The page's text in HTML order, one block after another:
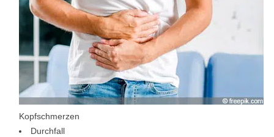
Kopfschmerzen
Durchfall